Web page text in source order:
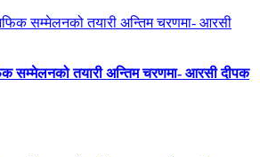
सम्मेलनको तयारी अन्तिम चरणमा- आरसी दीपक